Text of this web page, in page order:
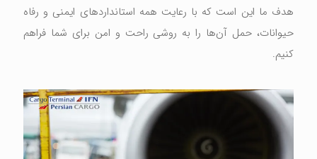
هدف ما این است که با رعایت همه استانداردهای ایمنی و رفاه
حیوانات، حمل آن‌ها را به روشی راحت و امن برای شما فراهم
کنیم.